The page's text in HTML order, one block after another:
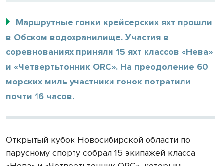
Маршрутные гонки крейсерских яхт прошли
в Обском водохранилище. Участия в
соревнованиях приняли 15 яхт классов «Нева»
и «Четвертьтонник ORC». На преодоление 60
морских миль участники гонок потратили
почти 16 часов.
Открытый кубок Новосибирской области по
парусному спорту собрал 15 экипажей класса